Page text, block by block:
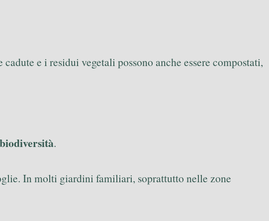
cadute e i residui vegetali possono anche essere compostati,
biodiversità.
In molti giardini familiari, soprattutto nelle zone